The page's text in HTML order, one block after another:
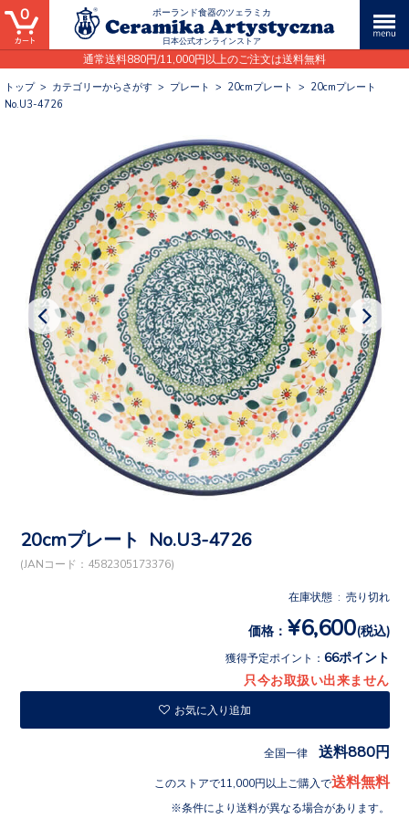
ポーランド食器のツェラミカ
日本公式オンラインストア
通常送料880円/11,000円以上のご注文は送料無料
0
トップ> カテゴリーからさがす > プレート > 20cmプレート > 20cmプレート
No.U3-4726
20cmプレート No.U3-4726
(JANコード：4582305173376)
在庫状態 : 売り切れ
価格： ¥6,600(税込)
獲得予定ポイント： 66ポイント
只今お取扱い出来ません
お気に入り追加
全国一律 送料880円
このストアで11,000円以上ご購入で送料無料
条件により送料が異なる場合があります。